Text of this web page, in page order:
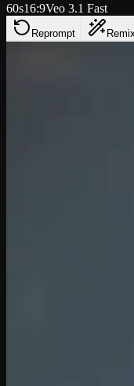
60s16:9Veo 3.1 Fast
Reprompt Remix